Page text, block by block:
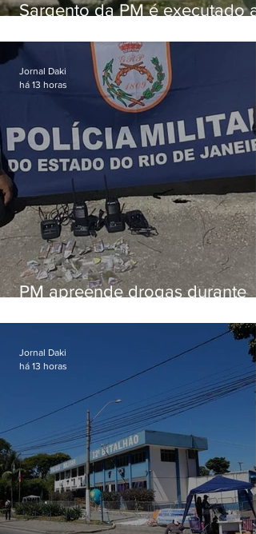
Sargento da PM é executado a
em Vaz Lobo
PM apreende drogas durante
Jornal Daki
há 13 horas
Jornal Daki
há 13 horas